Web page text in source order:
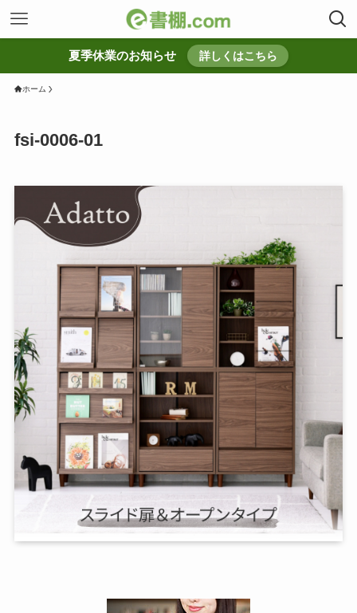
夏季休業のお知らせ 詳しくはこちら
ホーム
fsi-0006-01